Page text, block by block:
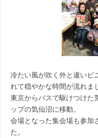
冷たい風が吹く外と違いビ
れて穏やかな時間が流れま
東京からバスで駆けつけた
ップの気仙沼に移動。
会場となった集会場も参加
た。